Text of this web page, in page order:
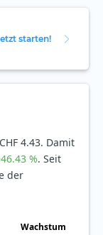
starten!
4.43. Damit
%. Seit
der
Wachstum